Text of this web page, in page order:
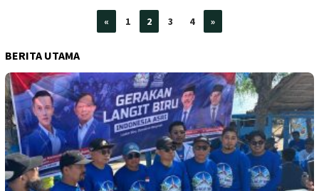
« 1 2 3 4 »
BERITA UTAMA